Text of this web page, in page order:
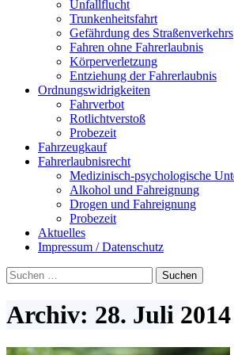
Unfallflucht
Trunkenheitsfahrt
Gefährdung des Straßenverkehrs
Fahren ohne Fahrerlaubnis
Körperverletzung
Entziehung der Fahrerlaubnis
Ordnungswidrigkeiten
Fahrverbot
Rotlichtverstoß
Probezeit
Fahrzeugkauf
Fahrerlaubnisrecht
Medizinisch-psychologische
Alkohol und Fahreignung
Drogen und Fahreignung
Probezeit
Aktuelles
Impressum / Datenschutz
Suchen
nach:
Archiv: 28. Juli 2014